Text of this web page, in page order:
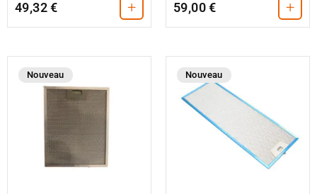
49,32 € + 59,00 € +
Nouveau Nouveau